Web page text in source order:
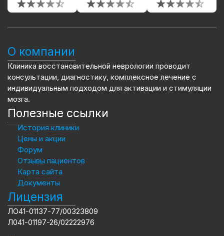
О компании
Клиника восстановительной неврологии проводит
консультации, диагностику, комплексное лечение с
индивидуальным подходом для активации и стимуляции
мозга.
Полезные ссылки
История клиники
Цены и акции
Форум
Отзывы пациентов
Карта сайта
Документы
Лицензия
ЛО41-01137-77/00323809
Л041-01197-26/02222976